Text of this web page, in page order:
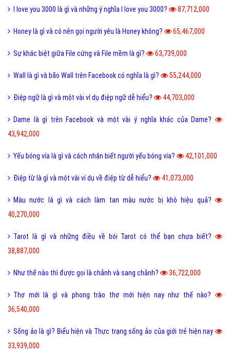
I love you 3000 là gì và những ý nghĩa I love you 3000? 87,712,000
Honey là gì và có nên gọi người yêu là Honey không? 65,467,000
Sự khác biệt giữa File cứng và File mềm là gì? 63,739,000
Wall là gì và bão Wall trên Facebook có nghĩa là gì? 55,244,000
Điệp ngữ là gì và một vài ví dụ điệp ngữ dễ hiểu? 44,703,000
Dame là gì trên Facebook và một vài ý nghĩa khác của Dame?
43,942,000
Yếu bóng vía là gì và cách nhận biết người yếu bóng vía? 42,101,000
Điệp từ là gì và một vài ví dụ về điệp từ dễ hiểu? 41,073,000
Màu nước là gì và cách làm tan màu nước bị khô hiệu quả?
40,270,000
Tarot là gì và những điều về bói Tarot có thể bạn chưa biết?
38,887,000
Như thế nào thì được gọi là chảnh và sang chảnh? 36,722,000
Thơ mới là gì và phong trào thơ mới hiện nay như thế nào?
36,540,000
Sống ảo là gì? Biểu hiện và Thực trạng sống ảo của giới trẻ hiện nay
33,939,000